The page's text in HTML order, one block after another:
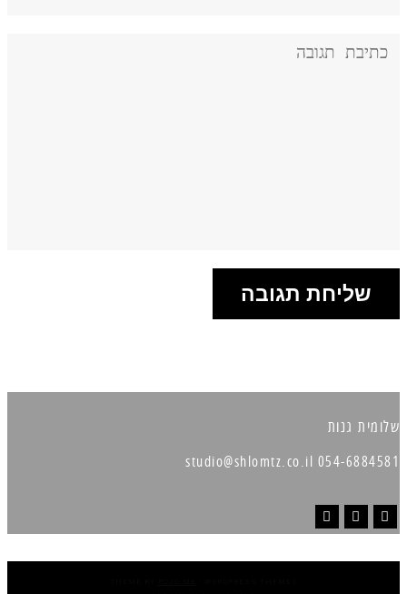
שלומית גנות
054-6884581 studio@shlomtz.co.il